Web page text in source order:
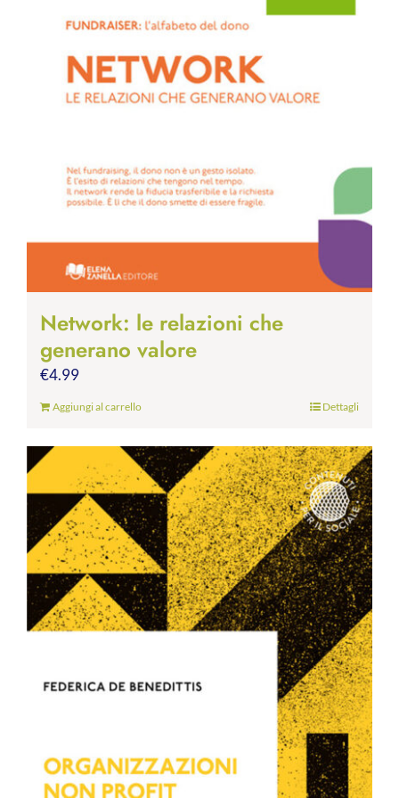
Network: le relazioni che
generano valore
€4.99
Aggiungi al carrello Dettagli